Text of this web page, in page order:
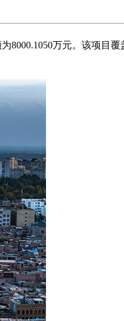
8000.1050万元。该项目